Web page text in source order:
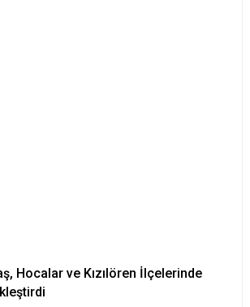
Hocalar ve Kızılören İlçelerinde